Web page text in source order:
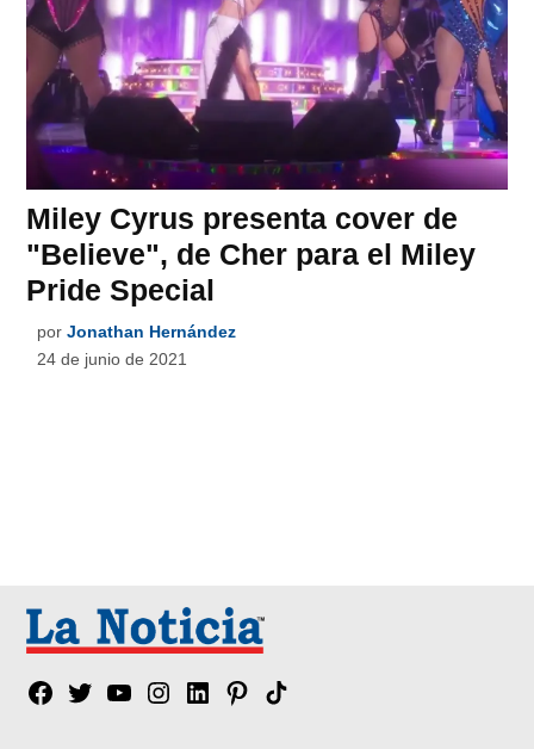
Miley Cyrus presenta cover de
"Believe", de Cher para el Miley
Pride Special
por Jonathan Hernández
24 de junio de 2021
Facebook
TwitterYouTubeInstagram
LinkedinPinterest
Tik